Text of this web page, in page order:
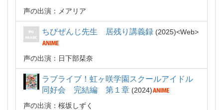
声の出演：メアリア
ちびぜんじ先生 居残り講義録 2025 Web
声の出演：日下部栞奈
ラブライブ！虹ヶ咲学園スクールアイドル
同好会 完結編 第１章
2024
声の出演：桜坂しずく